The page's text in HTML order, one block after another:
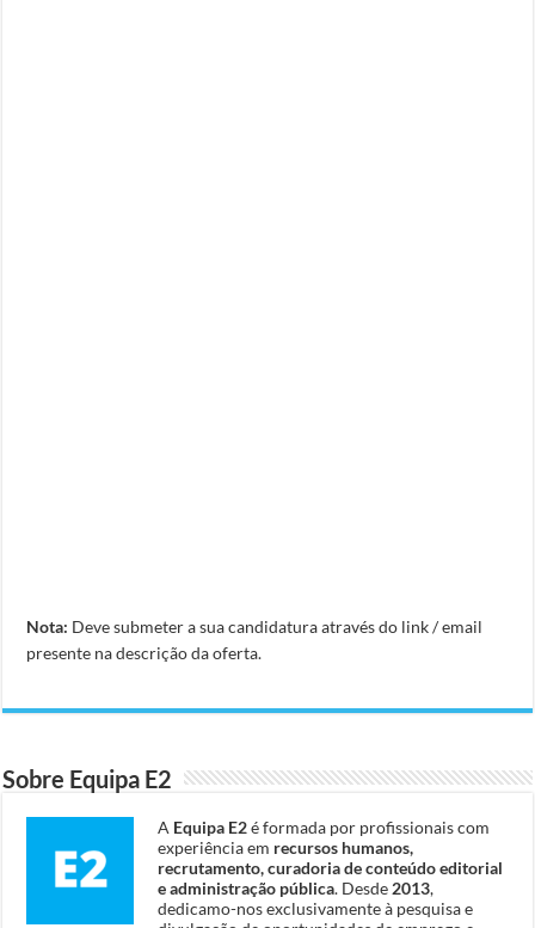
Nota: Deve submeter a sua candidatura através do link / email
presente na descrição da oferta.
Sobre Equipa E2
A Equipa E2é formada por profissionais com
experiência em recursos humanos,
recrutamento, curadoria de conteúdo editorial
e administração pública. Desde 2013,
dedicamo-nos exclusivamente à pesquisa e